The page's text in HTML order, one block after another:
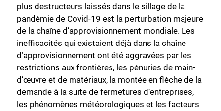
plus destructeurs laissés dans le sillage de la
pandémie de Covid-19 est la perturbation majeure
de la chaîne d’approvisionnement mondiale. Les
inefficacités qui existaient déjà dans la chaîne
d’approvisionnement ont été aggravées par les
restrictions aux frontières, les pénuries de main-
d’œuvre et de matériaux, la montée en flèche de la
demande à la suite de fermetures d’entreprises,
les phénomènes météorologiques et les facteurs